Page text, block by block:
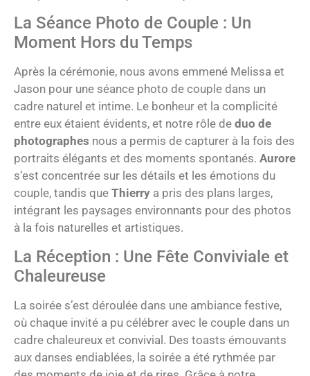
La Séance Photo de Couple : Un
Moment Hors du Temps
Après la cérémonie, nous avons emmené Melissa et
Jason pour une séance photo de couple dans un
cadre naturel et intime. Le bonheur et la complicité
entre eux étaient évidents, et notre rôle de duo de
photographes nous a permis de capturer à la fois des
portraits élégants et des moments spontanés. Aurore
s’est concentrée sur les détails et les émotions du
couple, tandis que Thierry a pris des plans larges,
intégrant les paysages environnants pour des photos
à la fois naturelles et artistiques.
La Réception : Une Fête Conviviale et
Chaleureuse
La soirée s’est déroulée dans une ambiance festive,
où chaque invité a pu célébrer avec le couple dans un
cadre chaleureux et convivial. Des toasts émouvants
aux danses endiablées, la soirée a été rythmée par